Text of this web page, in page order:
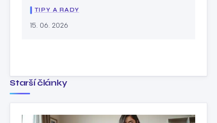
TIPY A RADY
15. 06. 2026
Starší články